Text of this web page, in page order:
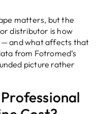
matters, but the
distributor is how
— and what affects that
from Fotromed’s
picture rather